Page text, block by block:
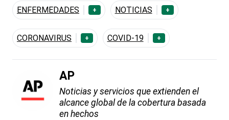
ENFERMEDADES
+ NOTICIAS +
CORONAVIRUS + COVID-19 +
AP
Noticias y servicios que extienden el
alcance global de la cobertura basada
en hechos